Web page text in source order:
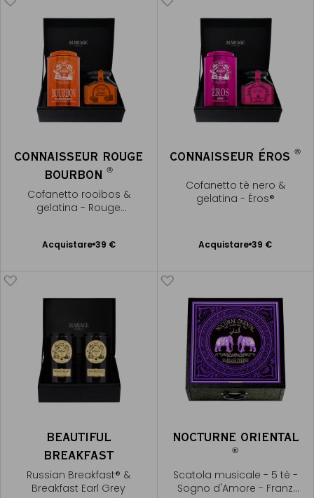
CONNAISSEUR ROUGE
BOURBON®
Cofanetto rooibos &
gelatina - Rouge
Acquistare 39 €
Aggiungere
CONNAISSEUR ÉROS®
Cofanetto tè nero &
gelatina - Éros®
Acquistare 39 €
Aggiungere
BEAUTIFUL
BREAKFAST
Russian Breakfast® &
Breakfast Earl Grey
NOCTURNE ORIENTAL
®
Scatola musicale - 5 tè -
Sogno d'Amore - Franz